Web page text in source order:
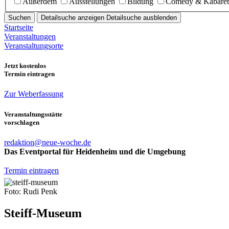
Suchen Detailsuche anzeigen Detailsuche ausblenden
Startseite
Veranstaltungen
Veranstaltungsorte
Jetzt kostenlos
Termin eintragen
Zur Weberfassung
Veranstaltungsstätte
vorschlagen
redaktion@neue-woche.de
Das Eventportal für Heidenheim und die Umgebung
Termin eintragen
Foto: Rudi Penk
Steiff-Museum